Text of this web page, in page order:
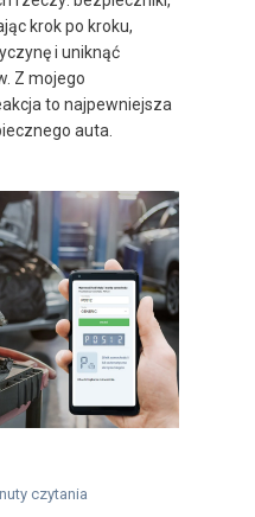
krok po kroku,
i uniknąć
Z mojego
to najpewniejsza
auta.
czytania